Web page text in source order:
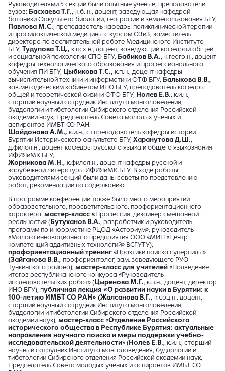
Руководителями 5 секций были опытные ученые, преподаватели
вузов: Басхаева Т.Г., к.б..н., доцент, заведующая кафедрой
ботаники Факультета биологии, географии и землепользования БГУ,
Павлова М.С., преподаватель кафедры поликлинической терапии
и профилактической медицины с курсом ОЗиЗ, заместитель
директора по воспитательной работе Медицинского Института
БГУ, Тудупова Т.Ц., к.псх.н., доцент, заведующий кафедрой общей
и социальной психологии СПФ БГУ, Бабиков В.А., к.геогр.н., доцент
кафедры технологического образования и профессионального
обучения ПИ БГУ, Цыбикова Т.С., к.п.н., доцент кафедры
вычислительной техники и информатики ФТФ БГУ, Балыкова В.В.,
зав.методическим кабинетом ИНО БГУ, преподаватель кафедры
общей и теоретической физики ФТФ БГУ, Нолев Е.В., к.и.н.,
старший научный сотрудник Института монголоведения,
буддологии и тибетологии Сибирского отделения Российской
академии наук, Председатель Совета молодых ученых и
аспирантов ИМБТ СО РАН.
Шойдонова А.М., к.и.н., ст.преподаватель кафедры истории
Бурятии Исторического факультета БГУ, Харанутова Д.Ш.,
д.филол.н., доцент кафедры русского языка и общего языкознания
ИФИЯиМК БГУ,
Жорникова М.Н., к.филол.н., доцент кафедры русской и
зарубежной литературы ИФИЯиМК БГУ. В ходе работы
руководителями секций были даны советы по представлению
работ, рекомендации по содержанию.
В программе конференции также было много мероприятий
образовательного, просветительского, профориентационного
характера: мастер-класс « Профессия: дизайнер смешанной
реальности» ( Бутуханов В.А., разработчик и руководитель
программ по информатике РЦОД «Асториум», руководитель
«Малого инновационного предприятия ООО «МИП «Центр
компетенций аддитивных технологий» ВСГУТУ),
профориентационный тренинг «Практики поиска суперсилы»
(Зайганова В.В., профориентолог, зам. заведующего РУО
Тункинского района), мастер-класс для учителей «Подведение
итогов республиканского конкурса «Руководитель
исследовательских работ» ( Цыренова М.Г., к.п.н., доцент, директор
ИНО БГУ), публичная лекция «О развитии науки в Бурятии: к
100-летию ИМБТ СО РАН» (Жалсанова В.Г., к.соц.н., доцент,
старший научный сотрудник Института монголоведения,
буддологии и тибетологии Сибирского отделения Российской
академии наук), мастер-класс «Отделение Российского
исторического общества в Республике Бурятия: актуальные
направления научного поиска и меры поддержки учебно-
исследовательской деятельности» ( Нолев Е.В., к.и.н., старший
научный сотрудник Института монголоведения, буддологии и
тибетологии Сибирского отделения Российской академии наук,
Председатель Совета молодых ученых и аспирантов ИМБТ СО